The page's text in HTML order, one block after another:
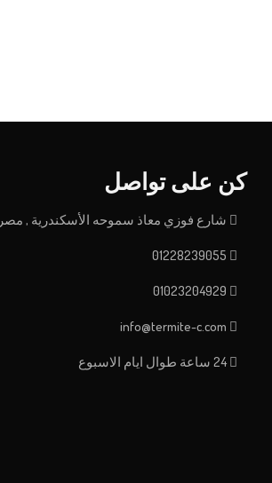
كن على تواصل
شارع فوزي معاذ سموحه الأسكندرية , مصر
24 ساعة طوال ايام الاسبوع